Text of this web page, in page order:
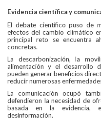
Evidencia científica y
El debate científico puso de
efectos del cambio climático
principal reto se encuentra
concretas.
La descarbonización, la
alimentación y el desarrollo
pueden generar beneficios
reducir numerosas
La comunicación ocupó
defendieron la necesidad de
basada en la evidencia,
desinformación.